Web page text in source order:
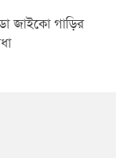
জাইকো গাড়ির